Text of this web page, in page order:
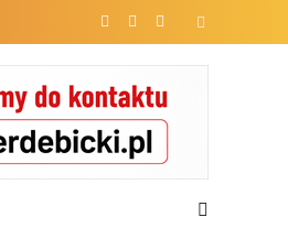
Facebook
X
Instagram